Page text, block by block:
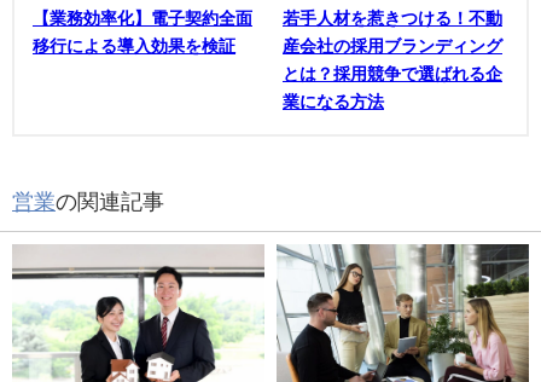
【業務効率化】電子契約全面
移行による導入効果を検証
若手人材を惹きつける！不動
産会社の採用ブランディング
とは？採用競争で選ばれる企
業になる方法
営業の関連記事